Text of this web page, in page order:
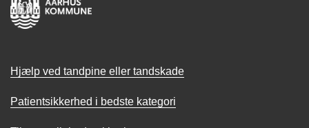
Hjælp ved tandpine eller tandskade
Patientsikkerhed i bedste kategori